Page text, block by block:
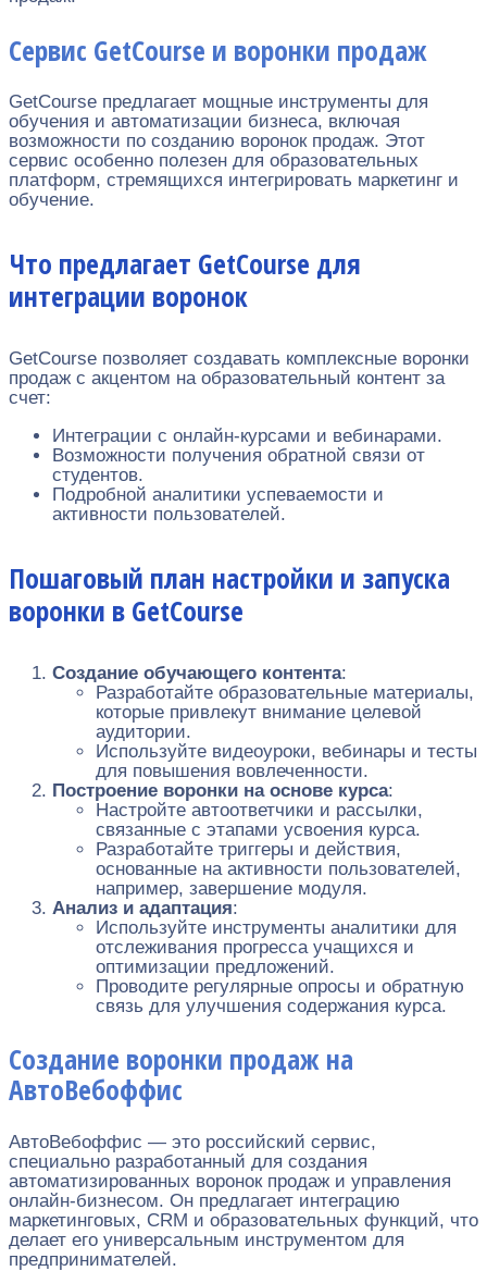
Сервис GetCourse и воронки продаж
GetCourse предлагает мощные инструменты для
обучения и автоматизации бизнеса, включая
возможности по созданию воронок продаж. Этот
сервис особенно полезен для образовательных
платформ, стремящихся интегрировать маркетинг и
обучение.
Что предлагает GetCourse для
интеграции воронок
GetCourse позволяет создавать комплексные воронки
продаж с акцентом на образовательный контент за
счет:
Интеграции с онлайн-курсами и вебинарами.
Возможности получения обратной связи от
студентов.
Подробной аналитики успеваемости и
активности пользователей.
Пошаговый план настройки и запуска
воронки в GetCourse
Создание обучающего контента:
Разработайте образовательные материалы,
которые привлекут внимание целевой
аудитории.
Используйте видеоуроки, вебинары и тесты
для повышения вовлеченности.
Построение воронки на основе курса:
Настройте автоответчики и рассылки,
связанные с этапами усвоения курса.
Разработайте триггеры и действия,
основанные на активности пользователей,
например, завершение модуля.
Анализ и адаптация:
Используйте инструменты аналитики для
отслеживания прогресса учащихся и
оптимизации предложений.
Проводите регулярные опросы и обратную
связь для улучшения содержания курса.
Создание воронки продаж на
АвтоВебоффис
АвтоВебоффис — это российский сервис,
специально разработанный для создания
автоматизированных воронок продаж и управления
онлайн-бизнесом. Он предлагает интеграцию
маркетинговых, CRM и образовательных функций, что
делает его универсальным инструментом для
предпринимателей.